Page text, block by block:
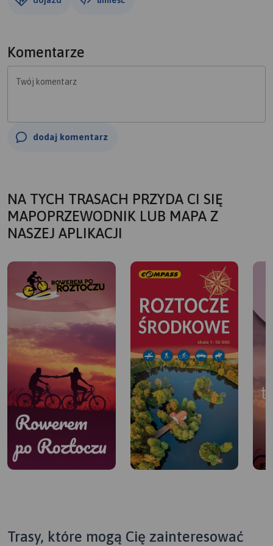
Komentarze
Twój komentarz
dodaj komentarz
NA TYCH TRASACH PRZYDA CI SIĘ
MAPOPRZEWODNIK LUB MAPA Z
NASZEJ APLIKACJI
Trasy, które mogą Cię zainteresować